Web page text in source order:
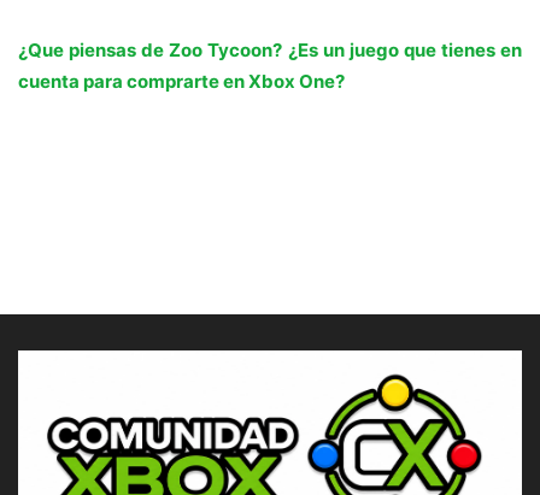
¿Que piensas de Zoo Tycoon? ¿Es un juego que tienes en
cuenta para comprarte en Xbox One?